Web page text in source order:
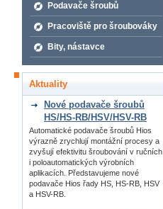
Podavače šroubů
Pracoviště pro šroubováky
Bity, nástavce
Aktuality
Nové podavače šroubů
HS/HS-RB/HSV/HSV-RB
Automatické podavače šroubů Hios
výrazně zrychlují montážní procesy a
zvyšují efektivitu šroubování v ručních
i poloautomatických výrobních
aplikacích. Představujeme nové
podavače Hios řady HS, HS-RB, HSV
a HSV-RB.